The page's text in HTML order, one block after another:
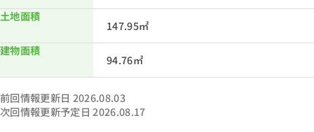
土地面積
147.95㎡
建物面積
94.76㎡
前回情報更新日 2026.08.03
次回情報更新予定日 2026.08.17